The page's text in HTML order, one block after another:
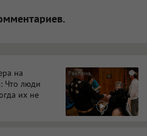
на
Что люди
их не
i